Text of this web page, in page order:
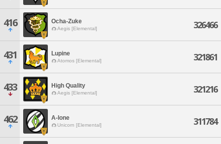
416 Ocha-Zuke
Aegis [Elemental] 326466
431 Lupine
Atomos [Elemental] 321861
433 High Quality
Aegis [Elemental] 321216
462 A-lone
Unicorn [Elemental] 311784